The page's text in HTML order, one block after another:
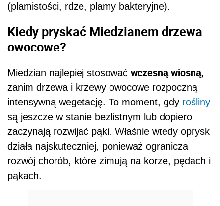
(plamistości, rdze, plamy bakteryjne).
Kiedy pryskać Miedzianem drzewa
owocowe?
Miedzian najlepiej stosować wczesną wiosną,
zanim drzewa i krzewy owocowe rozpoczną
intensywną wegetację. To moment, gdy rośliny
są jeszcze w stanie bezlistnym lub dopiero
zaczynają rozwijać pąki. Właśnie wtedy oprysk
działa najskuteczniej, ponieważ ogranicza
rozwój chorób, które zimują na korze, pędach i
pąkach.